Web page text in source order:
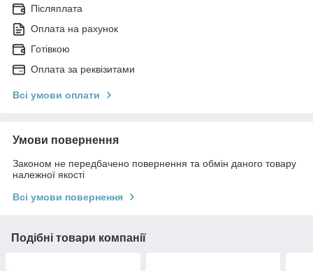
Післяплата
Оплата на рахунок
Готівкою
Оплата за реквізитами
Всі умови оплати
Умови повернення
Законом не передбачено повернення та обмін даного товару
належної якості
Всі умови повернення
Подібні товари компанії